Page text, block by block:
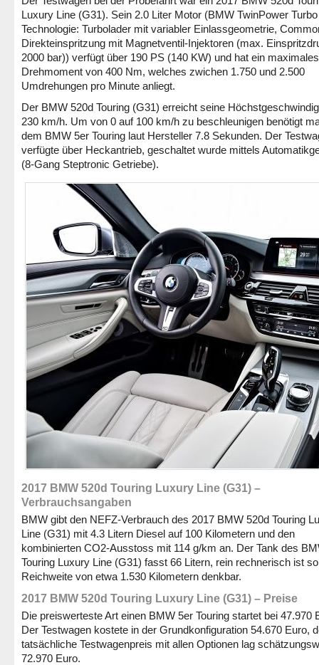
Luxury Line (G31). Sein 2.0 Liter Motor (BMW TwinPower Turbo
Technologie: Turbolader mit variabler Einlassgeometrie,
Direkteinspritzung mit Magnetventil-Injektoren (max.
2000 bar)) verfügt über 190 PS (140 KW) und hat ein maximales
Drehmoment von 400 Nm, welches zwichen 1.750 und 2.500
Umdrehungen pro Minute anliegt.
Der BMW 520d Touring (G31) erreicht seine
230 km/h. Um von 0 auf 100 km/h zu beschleunigen benötigt
dem BMW 5er Touring laut Hersteller 7.8 Sekunden. Der
verfügte über Heckantrieb, geschaltet wurde mittels
(8-Gang Steptronic Getriebe).
2017 BMW 520d Touring Luxury Line (G31) –
Verbrauchsangaben
BMW gibt den NEFZ-Verbrauch des 2017 BMW 520d Touring
Line (G31) mit 4.3 Litern Diesel auf 100 Kilometern und den
kombinierten CO2-Ausstoss mit 114 g/km an. Der Tank des
Touring Luxury Line (G31) fasst 66 Litern, rein rechnerisch ist
Reichweite von etwa 1.530 Kilometern denkbar.
2017 BMW 520d Touring Luxury Line (G31) – Preise
Die preiswerteste Art einen BMW 5er Touring startet bei 47.970
Der Testwagen kostete in der Grundkonfiguration 54.670 Euro,
tatsächliche Testwagenpreis mit allen Optionen lag
72.970 Euro.